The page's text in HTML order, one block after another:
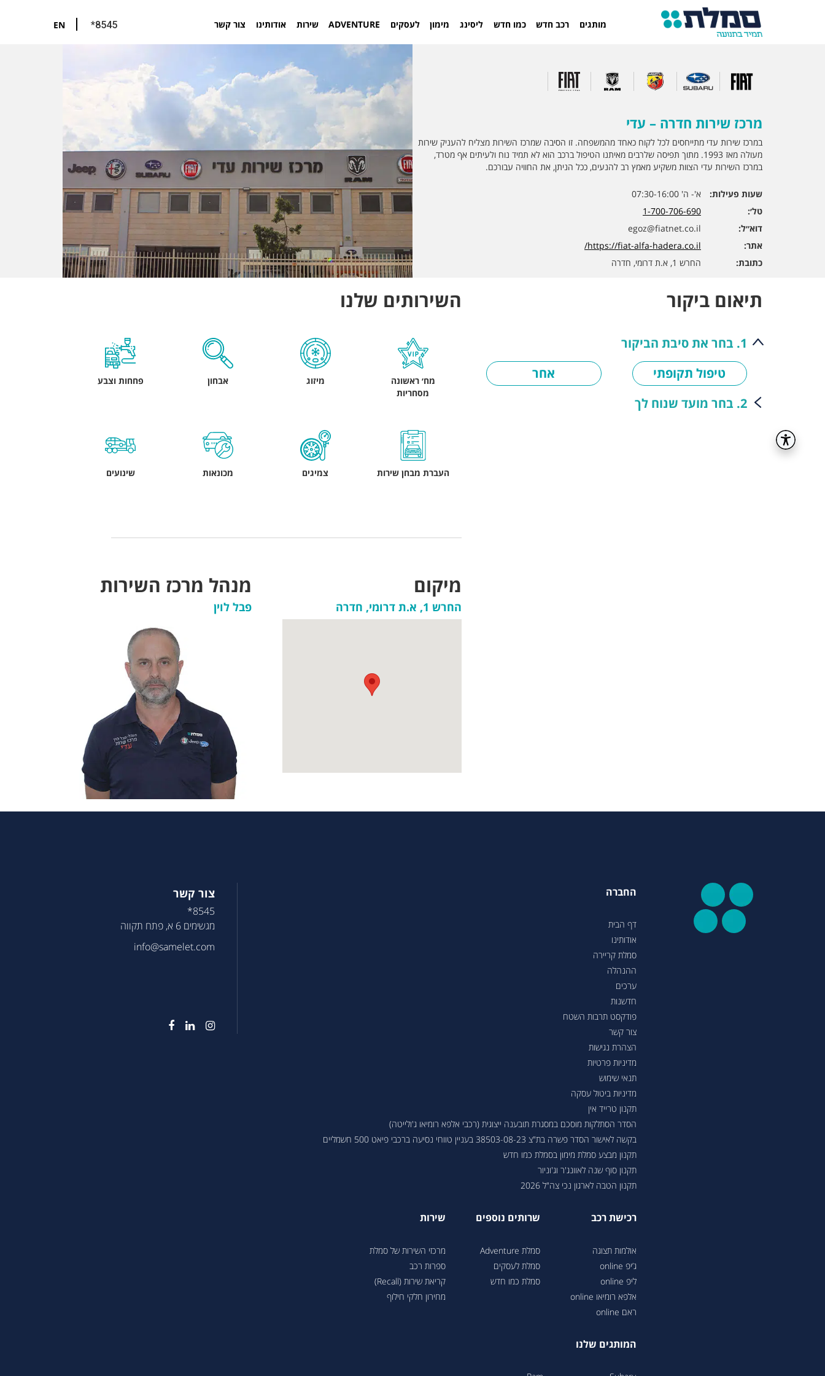
מותגים רכב חדש כמו חדש ליסינג מימון לעסקים ADVENTURE שירות אודותינו צור קשר *8545
EN
מרכז שירות חדרה – עדי
במרכז שירות עדי מתייחסים לכל לקוח כאחד מהמשפחה. זו הסיבה שמרכז השירות מצליח להעניק שירות
מעולה מאז 1993. מתוך תפיסה שלרבים מאיתנו הטיפול ברכב הוא לא תמיד נוח ולעיתים אף מטרד,
במרכז השירות עדי הצוות משקיע מאמץ רב להנעים, ככל הניתן, את החוויה עבורכם.
שעות פעילות:
א'- ה' 07:30-16:00
טל׳:
1-700-706-690
דוא״ל:
egoz@fiatnet.co.il
אתר:
https://fiat-alfa-hadera.co.il/
כתובת:
החרש 1, א.ת דרומי, חדרה
תיאום ביקור
1. בחר את סיבת הביקור
טיפול תקופתי
אחר
2. בחר מועד שנוח לך
השירותים שלנו
מח׳ ראשונה
מסחריות
מיזוג אבחון פחחות וצבע
העברת מבחן שירות צמיגים מכונאות שינועים
מיקום
החרש 1, א.ת דרומי, חדרה
מנהל מרכז השירות
פבל לוין
החברה
דף הבית
אודותינו
סמלת קריירה
ההנהלה
ערכים
חדשנות
פודקסט תרבות השטח
צור קשר
הצהרת נגישות
מדיניות פרטיות
תנאי שימוש
מדיניות ביטול עסקה
תקנון טרייד אין
הסדר הסתלקות מוסכם במסגרת תובענה ייצוגית (רכבי אלפא רומיאו ג'ולייטה)
בקשה לאישור הסדר פשרה בת"צ 38503-08-23 בעניין טווחי נסיעה ברכבי פיאט 500 חשמליים
תקנון מבצע סמלת מימון בסמלת כמו חדש
תקנון סוף שנה לאוונג'ר וג'וניור
תקנון הטבה לארגון נכי צה"ל 2026
רכישת רכב
אולמות תצוגה
ג’יפ online
ליפ online
אלפא רומיאו online
ראם online
שרותים נוספים
סמלת Adventure
סמלת לעסקים
סמלת כמו חדש
שירות
מרכזי השירות של סמלת
ספרות רכב
קריאת שירות (Recall)
מחירון חלקי חילוף
המותגים שלנו
צור קשר
8545*
מגשימים 6 א, פתח תקווה
info@samelet.com